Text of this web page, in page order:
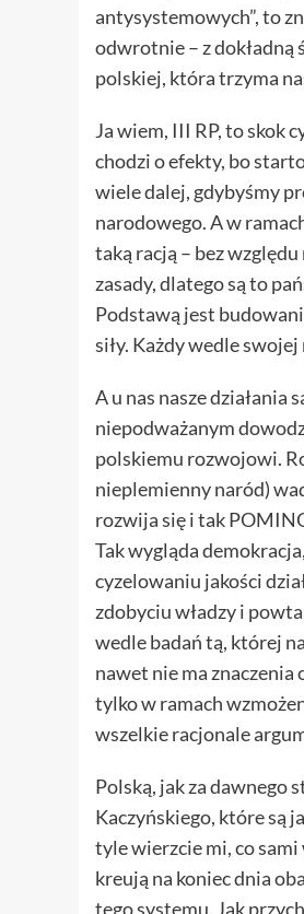
antysystemowych”, to
odwrotnie – z
polskiej, która trzyma
Ja wiem, III RP, to skok
chodzi o efekty, bo
wiele dalej, gdybyśmy
narodowego. A w
taką racją – bez
zasady, dlatego są to
Podstawą jest
siły. Każdy wedle swojej
A u nas nasze działania
niepodważanym
polskiemu rozwojowi.
nieplemienny naród)
rozwija się i tak
Tak wygląda
cyzelowaniu jakości
zdobyciu władzy i
wedle badań tą, której
nawet nie ma
tylko w ramach
wszelkie racjonale
Polską, jak za dawnego
Kaczyńskiego, które są
tyle wierzcie mi, co
kreują na koniec dnia
tego systemu. Jak